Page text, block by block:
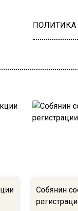
ПОЛИТИКА
Собянин